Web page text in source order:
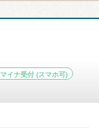
マイナ受付 (スマホ可)